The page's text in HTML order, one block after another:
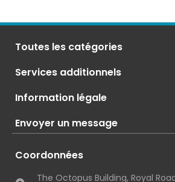
Toutes les catégories
Services additionnels
Information légale
Envoyer un message
Coordonnées
The Octopus Building, Royal